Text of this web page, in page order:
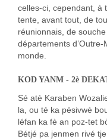
celles-ci, cependant, à
tente, avant tout, de
réunionnais, de
départements
monde.
KOD YANM - 2è
Sé atè Karaben
la, ou té ka pèsivwè
léfan ka fè an poz-tet
Bétjé pa jenmen rivé